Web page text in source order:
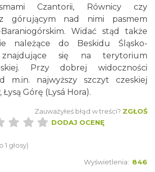
Czantorii, Równicy czy
górującym nad nimi pasmem
Baraniogórskim. Widać stąd także
należące do Beskidu Śląsko-
znajdujące się na terytorium
Przy dobrej widoczności
m.in. najwyższy szczyt czeskiej
Górę (Lysá Hora).
Zauważyłeś błąd w treści? ZGŁOŚ
DODAJ OCENĘ
1 głosy)
Wyświetlenia: 846